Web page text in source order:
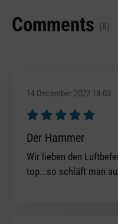
Comments (8)
14 December 2022 18:03
Review with rating of
Der Hammer
Wir lieben den
top...so schläft man